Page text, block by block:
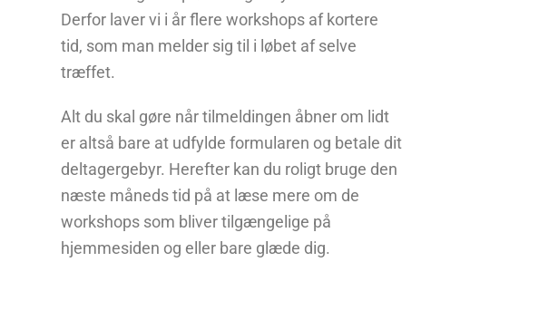
Derfor laver vi i år flere workshops af kortere
tid, som man melder sig til i løbet af selve
træffet.
Alt du skal gøre når tilmeldingen åbner om lidt
er altså bare at udfylde formularen og betale dit
deltagergebyr. Herefter kan du roligt bruge den
næste måneds tid på at læse mere om de
workshops som bliver tilgængelige på
hjemmesiden og eller bare glæde dig.